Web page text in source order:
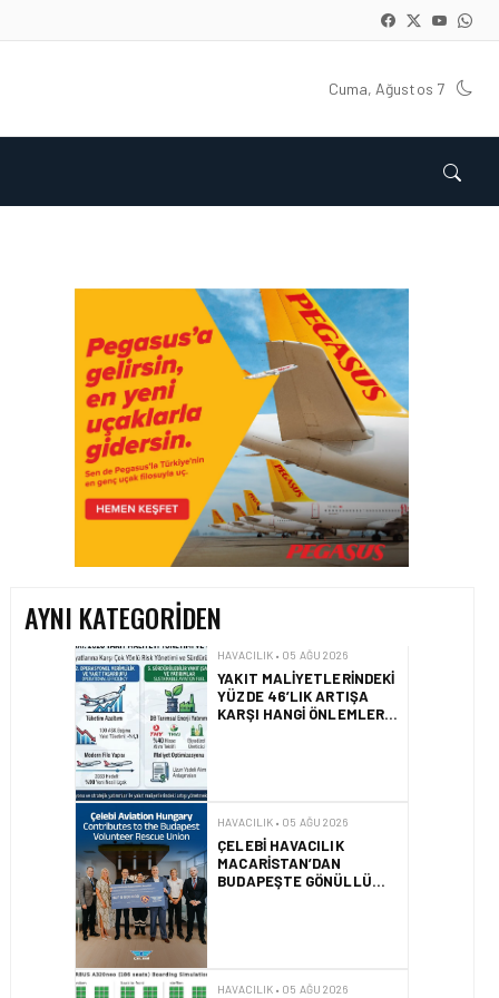
Cuma, Ağustos 7
AYNI KATEGORIDEN
HAVACILIK • 06 AĞU 2026
HITIT BILIŞIM 500’DE
SEKTÖREL YAZILIM
BIRINCISI
HAVACILIK • 05 AĞU 2026
YAKIT MALIYETLERINDEKI
YÜZDE 46’LIK ARTIŞA
KARŞI HANGI ÖNLEMLER
ALINIYOR?
ÇELEBI HAVACILIK
MACARISTAN’DAN
BUDAPEŞTE GÖNÜLLÜ
KURTARMA BIRLIĞI’NE
AIRBUS A320NEO
UÇAKLARINDA YOLCU
BINIŞ SÜREÇLERI
SIMÜLASYONLA TEST